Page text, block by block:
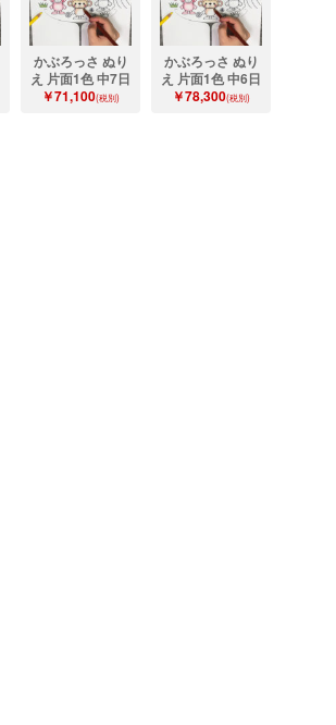
かぶろっさ ぬり
え 片面1色 中7日
￥71,100(税別)
かぶろっさ ぬり
え 片面1色 中6日
￥78,300(税別)